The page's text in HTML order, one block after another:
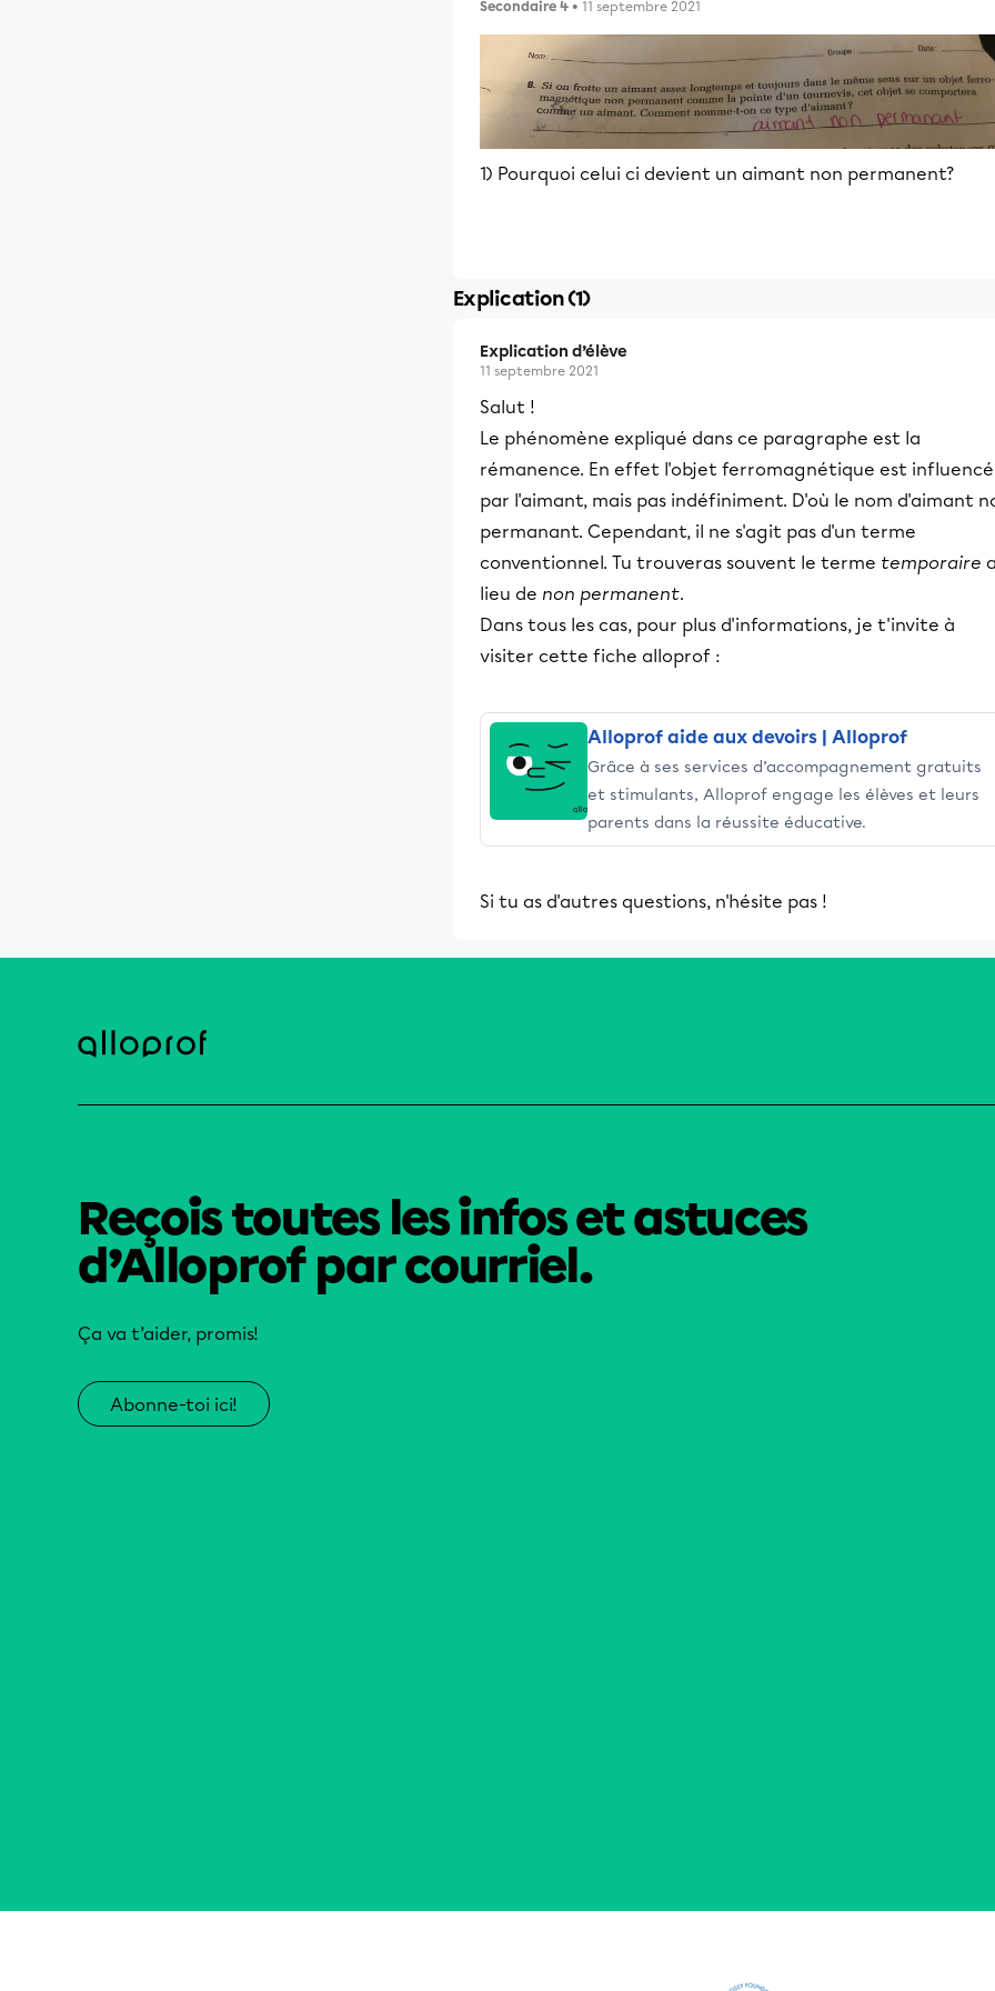
Secondaire 4 • 11 septembre 2021
1) Pourquoi celui ci devient un aimant non permanent?
Explication (1)
Explication d’élève
11 septembre 2021
Salut !
Le phénomène expliqué dans ce paragraphe est la
rémanence. En effet l'objet ferromagnétique est influencé
par l'aimant, mais pas indéfiniment. D'où le nom d'aimant
permanant. Cependant, il ne s'agit pas d'un terme
conventionnel. Tu trouveras souvent le terme temporaire
lieu de non permanent.
Dans tous les cas, pour plus d'informations, je t'invite à
visiter cette fiche alloprof :
Alloprof aide aux devoirs | Alloprof
Grâce à ses services d’accompagnement gratuits
et stimulants, Alloprof engage les élèves et leurs
parents dans la réussite éducative.
Si tu as d'autres questions, n'hésite pas !
Reçois toutes les infos et astuces
d’Alloprof par courriel.
Ça va t’aider, promis!
Abonne-toi ici!